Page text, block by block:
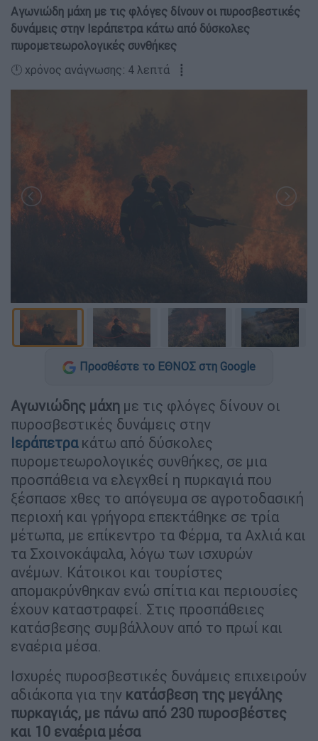
Αγωνιώδη μάχη με τις φλόγες δίνουν οι πυροσβεστικές
δυνάμεις στην Ιεράπετρα κάτω από δύσκολες
πυρομετεωρολογικές συνθήκες
🕛 χρόνος ανάγνωσης: 4 λεπτά ┋
Προσθέστε το ΕΘΝΟΣ στη Google
Αγωνιώδης μάχη με τις φλόγες δίνουν οι
πυροσβεστικές δυνάμεις στην
Ιεράπετρακάτω από δύσκολες
πυρομετεωρολογικές συνθήκες, σε μια
προσπάθεια να ελεγχθεί η πυρκαγιά που
ξέσπασε χθες το απόγευμα σε αγροτοδασική
περιοχή και γρήγορα επεκτάθηκε σε τρία
μέτωπα, με επίκεντρο τα Φέρμα, τα Αχλιά και
τα Σχοινοκάψαλα, λόγω των ισχυρών
ανέμων. Κάτοικοι και τουρίστες
απομακρύνθηκαν ενώ σπίτια και περιουσίες
έχουν καταστραφεί. Στις προσπάθειες
κατάσβεσης συμβάλλουν από το πρωί και
εναέρια μέσα.
Ισχυρές πυροσβεστικές δυνάμεις επιχειρούν
αδιάκοπα για την κατάσβεση της μεγάλης
πυρκαγιάς, με πάνω από 230 πυροσβέστες
και 10 εναέρια μέσα